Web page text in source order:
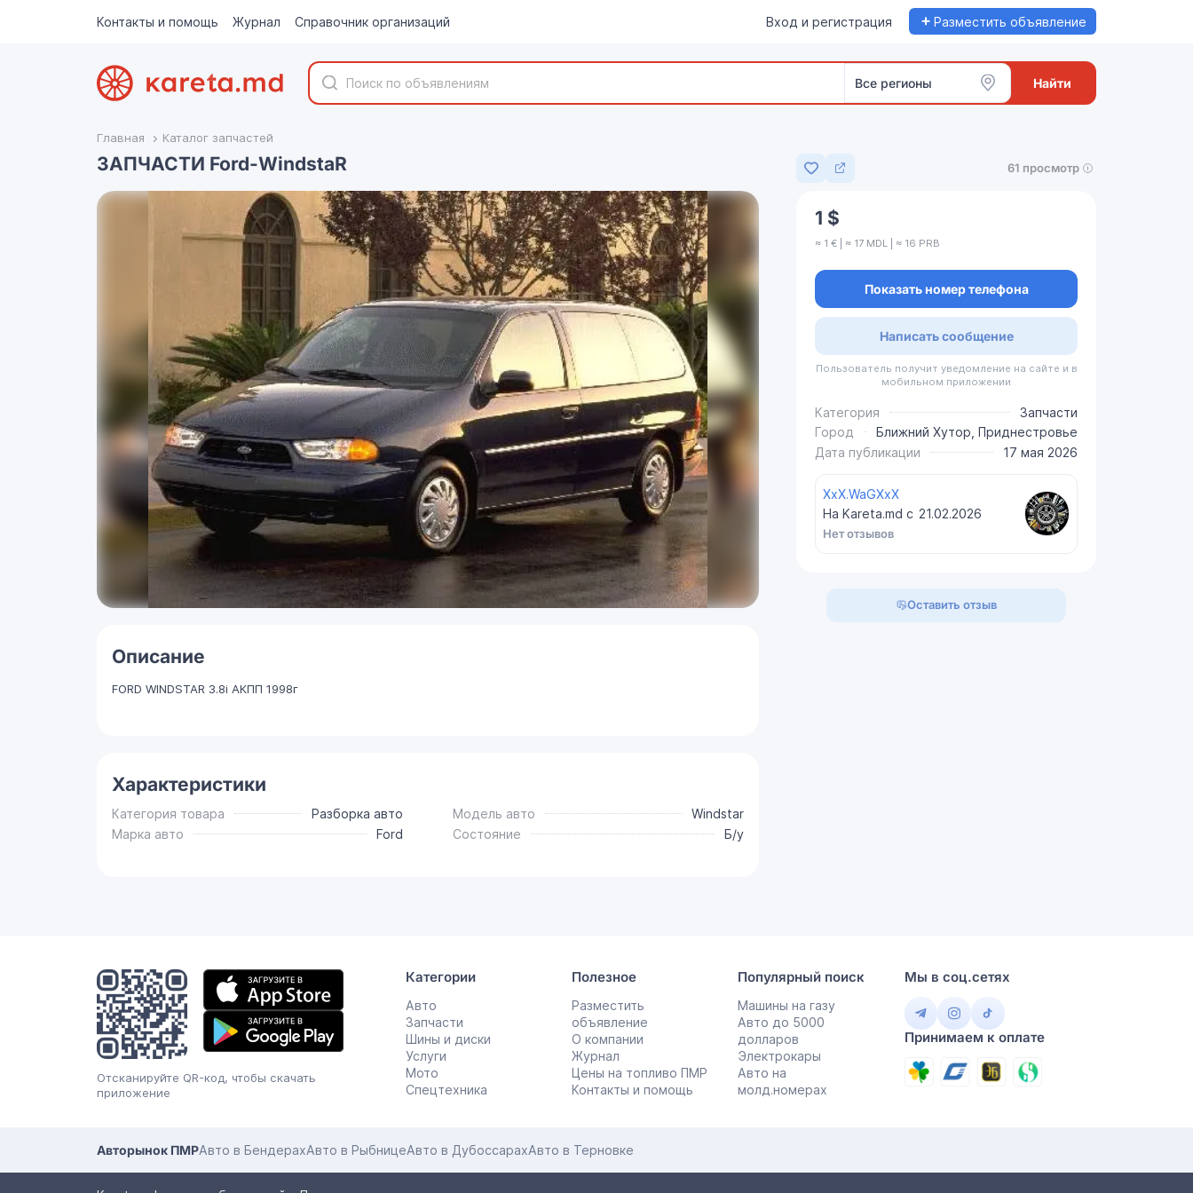
Контакты и помощь Журнал Справочник организаций Вход и регистрация + Разместить объявление
Все регионы Найти
Главная Каталог запчастей
ЗАПЧАСТИ Ford-WindstaR
Добавить в избранное
61 просмотр
Описание
FORD WINDSTAR 3.8i АКПП 1998г
Характеристики
Категория товара
Разборка авто
Марка авто
Ford
Модель авто
Windstar
Состояние
Б/у
1 $
≈ 1 € | ≈ 17 MDL | ≈ 16 PRB
Показать номер телефона
Написать сообщение
Пользователь получит уведомление на сайте и в
мобильном приложении
Категория
Запчасти
Город
Ближний Хутор, Приднестровье
Дата публикации
17 мая 2026
XxX.WaGXxX
На Kareta.md с 21.02.2026
Нет отзывов
Оставить отзыв
Мобильное
приложение
Отсканируйте QR-код, чтобы скачать
приложение
Категории
Авто
Запчасти
Шины и диски
Услуги
Мото
Спецтехника
Полезное
Разместить
объявление
О компании
Журнал
Цены на топливо ПМР
Контакты и помощь
Популярный поиск
Машины на газу
Авто до 5000
долларов
Электрокары
Авто на
молд.номерах
Мы в соц.сетях
Принимаем к оплате
Авторынок ПМРАвто в БендерахАвто в РыбницеАвто в ДубоссарахАвто в Терновке